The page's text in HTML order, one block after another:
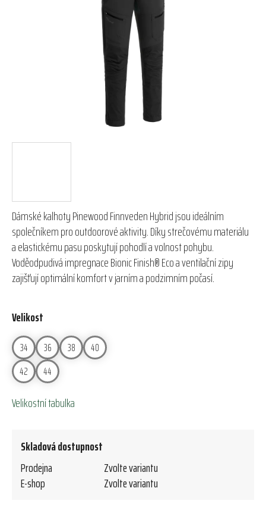
Dámské kalhoty Pinewood Finnveden Hybrid jsou ideálním
společníkem pro outdoorové aktivity. Díky strečovému materiálu
a elastickému pasu poskytují pohodlí a volnost pohybu.
Voděodpudivá impregnace Bionic Finish® Eco a ventilační zipy
zajišťují optimální komfort v jarním a podzimním počasí.
Velikost
34 36 38
40
42
44
Velikostní tabulka
Skladová dostupnost
Prodejna
Zvolte variantu
E-shop
Zvolte variantu